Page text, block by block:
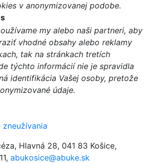
v anonymizovanej podobe.
my alebo naši partneri, aby
vhodné obsahy alebo reklamy
tak na stránkach tretích
týchto informácií nie je spravidla
identifikácia Vašej osoby, pretože
údaje.
zneužívania
Hlavná 28, 041 83 Košice,
abukosice@abuke.sk